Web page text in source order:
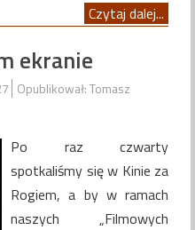
Czytaj dalej...
ekranie
Opublikował: Tomasz
Po raz czwarty
spotkaliśmy się w Kinie za
Rogiem, a by w ramach
naszych „Filmowych